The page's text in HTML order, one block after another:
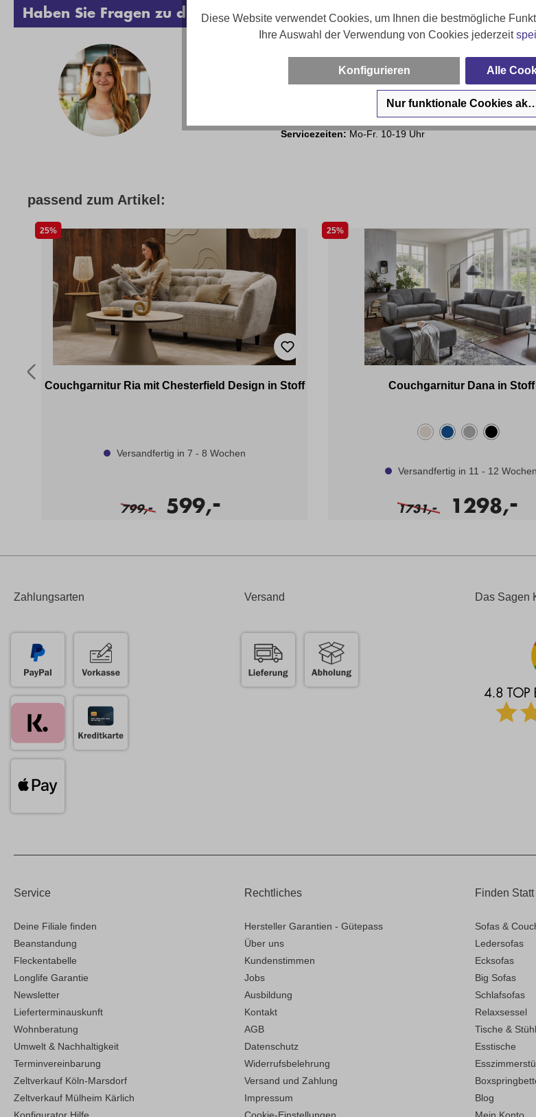
Haben Sie Fragen zu diesem Produkt?
Vanessa Hartung - und Ihr Team sind für Sie da!
02203 35826 220
shop@troesser.de
Servicezeiten: Mo-Fr. 10-19 Uhr
passend zum Artikel:
25%
Couchgarnitur Ria mit Chesterfield Design in Stoff
Versandfertig in 7 - 8 Wochen
799,- 599,
-
25%
Couchgarnitur Dana in Stoff
Versandfertig in 11 - 12 Wochen
1731,- 1298,
-
Zahlungsarten Versand Das Sagen
Service
Deine Filiale finden
Beanstandung
Fleckentabelle
Longlife Garantie
Newsletter
Lieferterminauskunft
Wohnberatung
Umwelt & Nachhaltigkeit
Terminvereinbarung
Zeltverkauf Köln-Marsdorf
Zeltverkauf Mülheim Kärlich
Rechtliches
Hersteller Garantien - Gütepass
Über uns
Kundenstimmen
Jobs
Ausbildung
Kontakt
AGB
Datenschutz
Widerrufsbelehrung
Versand und Zahlung
Impressum
Finden
Sofas &
Ledersofas
Ecksofas
Big Sofas
Schlafsofas
Relaxsessel
Tische &
Esstische
Blog
Diese Website verwendet Cookies, um Ihnen die bestmögliche
Ihre Auswahl der Verwendung von Cookies jederzeit
Konfigurieren Alle
Nur funktionale Cookies